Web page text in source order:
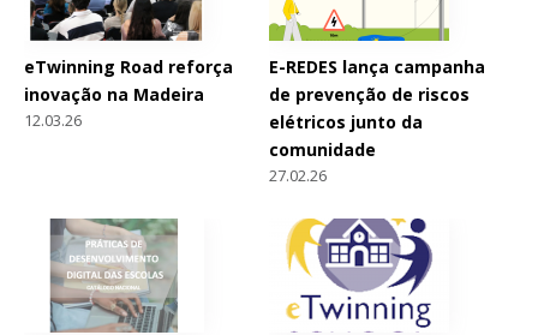
eTwinning Road reforça
inovação na Madeira
12.03.26
E-REDES lança campanha
de prevenção de riscos
elétricos junto da
comunidade
27.02.26